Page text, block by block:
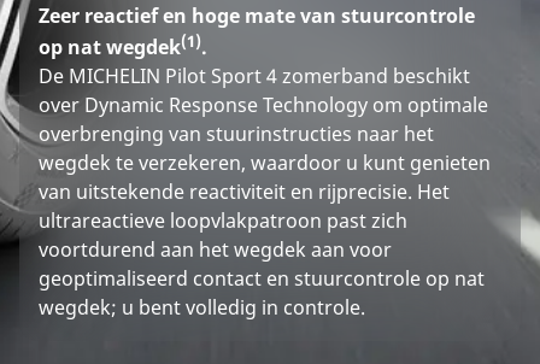
Zeer reactief en hoge mate van stuurcontrole
op nat wegdek(1).
De MICHELIN Pilot Sport 4 zomerband beschikt
over Dynamic Response Technology om optimale
overbrenging van stuurinstructies naar het
wegdek te verzekeren, waardoor u kunt genieten
van uitstekende reactiviteit en rijprecisie. Het
ultrareactieve loopvlakpatroon past zich
voortdurend aan het wegdek aan voor
geoptimaliseerd contact en stuurcontrole op nat
wegdek; u bent volledig in controle.